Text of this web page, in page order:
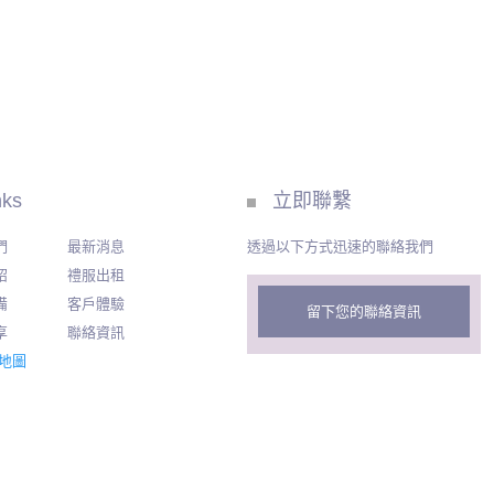
最新消息
禮服出租
客戶體驗
聯絡資訊
圖
立即聯繫
透過以下方式迅速的聯絡我們
留下您的聯絡資訊